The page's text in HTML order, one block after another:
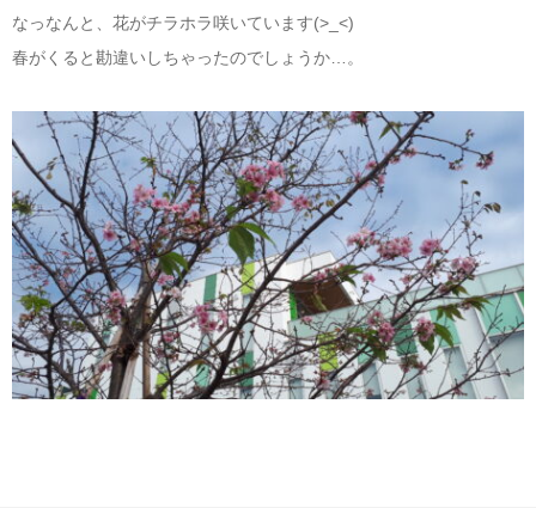
なっなんと、花がチラホラ咲いています(>_<)
春がくると勘違いしちゃったのでしょうか…。